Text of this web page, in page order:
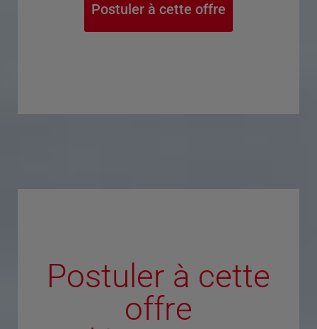
Postuler à cette offre
Postuler à cette
offre